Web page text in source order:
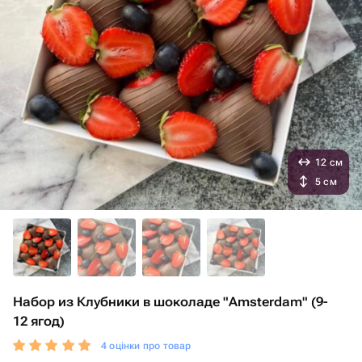
Набор из Клубники в шоколаде "Amsterdam" (9-
12 ягод)
4 оцінки про товар
12 см
5 см